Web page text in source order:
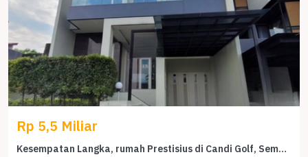
Rp 5,5 Miliar
Kesempatan Langka, rumah Prestisius di Candi Golf, Semarang, LB 255m²